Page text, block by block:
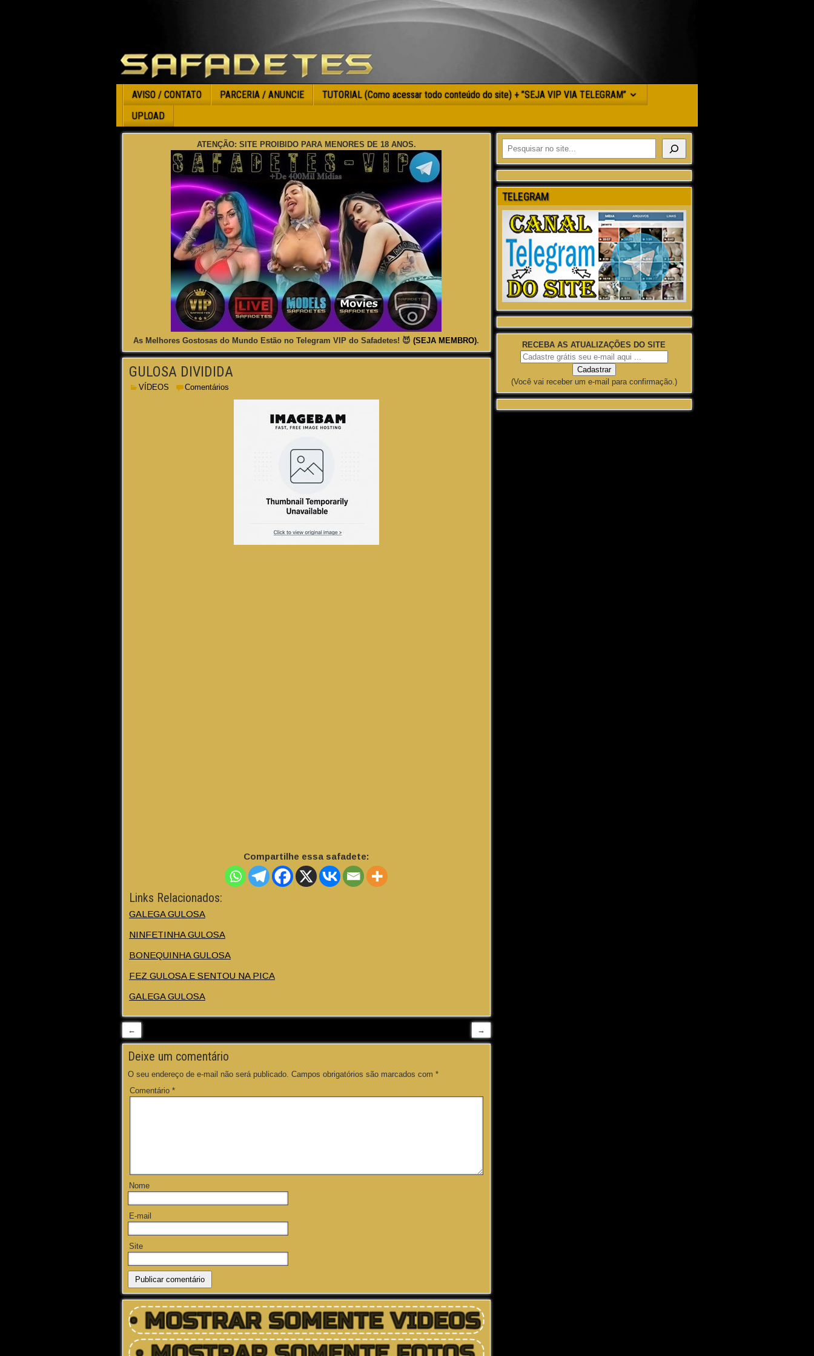
AVISO / CONTATO PARCERIA / ANUNCIE
TUTORIAL (Como acessar todo conteúdo do site) + ”SEJA VIP VIA TELEGRAM”
UPLOAD
ATENÇÃO: SITE PROIBIDO PARA MENORES DE 18 ANOS.
As Melhores Gostosas do Mundo Estão no Telegram VIP do Safadetes! 😈(SEJA MEMBRO).
GULOSA DIVIDIDA
VÍDEOS Comentários
Compartilhe essa safadete:
Links Relacionados:
GALEGA GULOSA
NINFETINHA GULOSA
BONEQUINHA GULOSA
FEZ GULOSA E SENTOU NA PICA
GALEGA GULOSA
← →
Deixe um comentário
O seu endereço de e-mail não será publicado. Campos obrigatórios são marcados com *
Comentário *
Nome
E-mail
Site
TELEGRAM
RECEBA AS ATUALIZAÇÕES DO SITE
(Você vai receber um e-mail para confirmação.)